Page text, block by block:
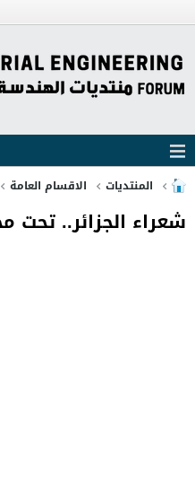
المنتديات الاقسام العامة
شعراء الجزائر.. تحت